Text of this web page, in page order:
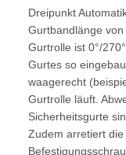
Dreipunkt
Gurtbandlänge
Gurtrolle ist 0°/
Gurtes so
waagerecht
Gurtrolle läuft.
Sicherheitsgurte
Zudem arretiert